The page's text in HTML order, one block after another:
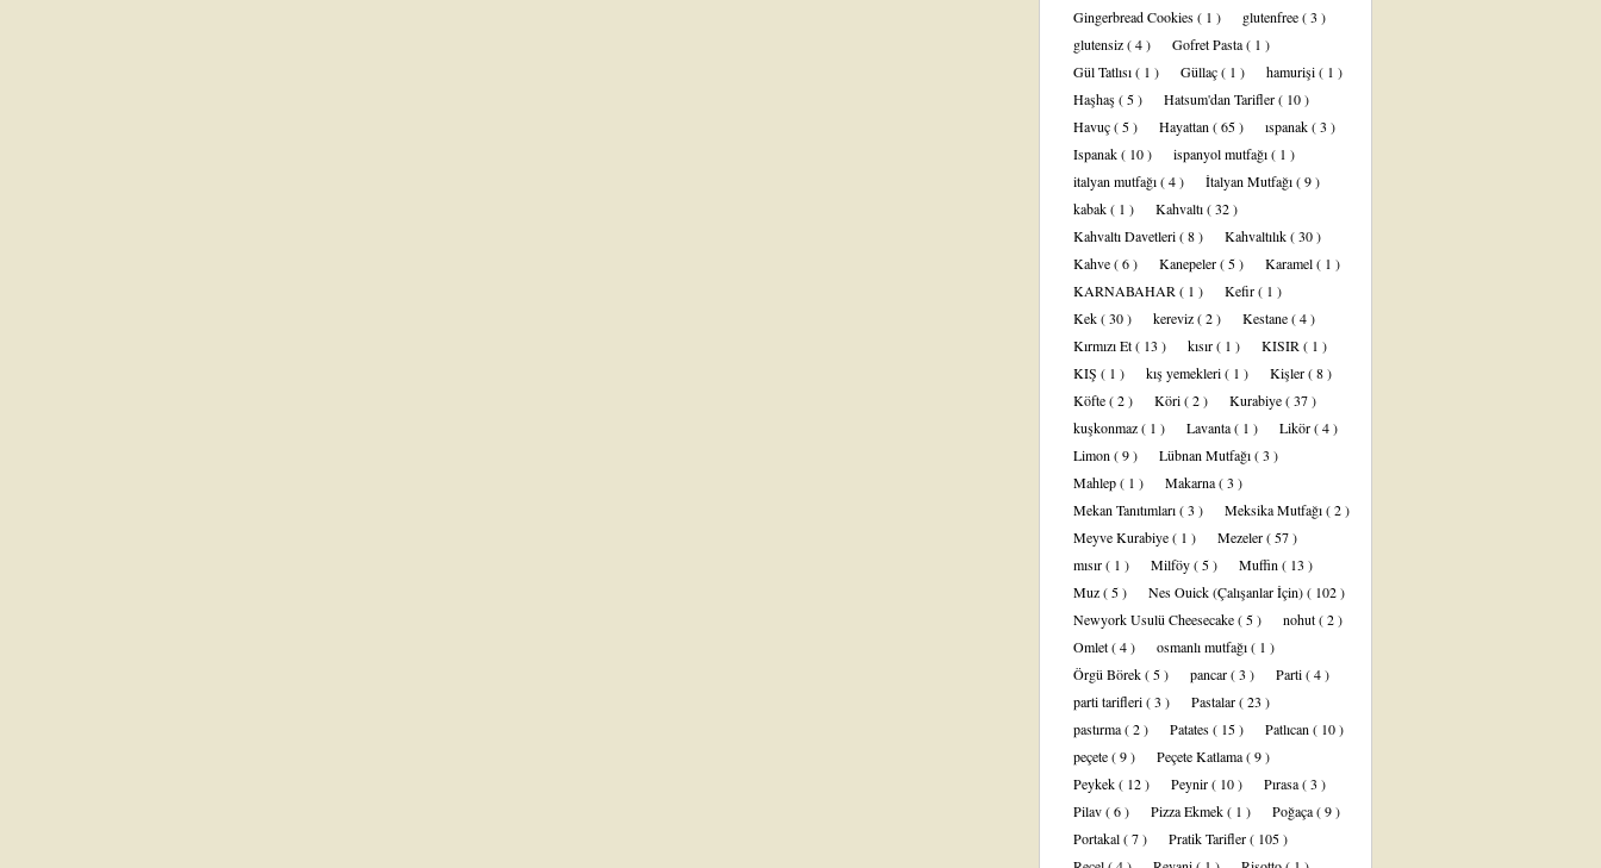
Gingerbread Cookies( 1 ) glutenfree( 3 )
glutensiz( 4 ) Gofret Pasta( 1 )
Gül Tatlısı( 1 ) Güllaç( 1 ) hamurişi( 1 )
Haşhaş( 5 ) Hatsum'dan Tarifler( 10 )
Havuç( 5 ) Hayattan ( 65 ) ıspanak( 3 )
Ispanak( 10 ) ispanyol mutfağı( 1 )
italyan mutfağı( 4 ) İtalyan Mutfağı( 9 )
kabak( 1 ) Kahvaltı( 32 )
Kahvaltı Davetleri( 8 ) Kahvaltılık( 30 )
Kahve( 6 ) Kanepeler( 5 ) Karamel( 1 )
KARNABAHAR ( 1 ) Kefir( 1 )
Kek( 30 ) kereviz( 2 ) Kestane( 4 )
Kırmızı Et( 13 ) kısır( 1 ) KISIR ( 1 )
KIŞ ( 1 ) kış yemekleri( 1 ) Kişler( 8 )
Köfte( 2 ) Köri( 2 ) Kurabiye( 37 )
kuşkonmaz( 1 ) Lavanta( 1 ) Likör( 4 )
Limon ( 9 ) Lübnan Mutfağı( 3 )
Mahlep( 1 ) Makarna( 3 )
Mekan Tanıtımları( 3 ) Meksika Mutfağı( 2 )
Meyve Kurabiye( 1 ) Mezeler( 57 )
mısır( 1 ) Milföy( 5 ) Muffin ( 13 )
Muz( 5 ) Nes Ouick (Çalışanlar İçin)( 102 )
Newyork Usulü Cheesecake( 5 ) nohut( 2 )
Omlet( 4 ) osmanlı mutfağı( 1 )
Örgü Börek( 5 ) pancar( 3 ) Parti( 4 )
parti tarifleri( 3 ) Pastalar( 23 )
pastırma( 2 ) Patates( 15 ) Patlıcan ( 10 )
peçete( 9 ) Peçete Katlama( 9 )
Peykek( 12 ) Peynir( 10 ) Pırasa( 3 )
Pilav( 6 ) Pizza Ekmek( 1 ) Poğaça( 9 )
Portakal( 7 ) Pratik Tarifler( 105 )